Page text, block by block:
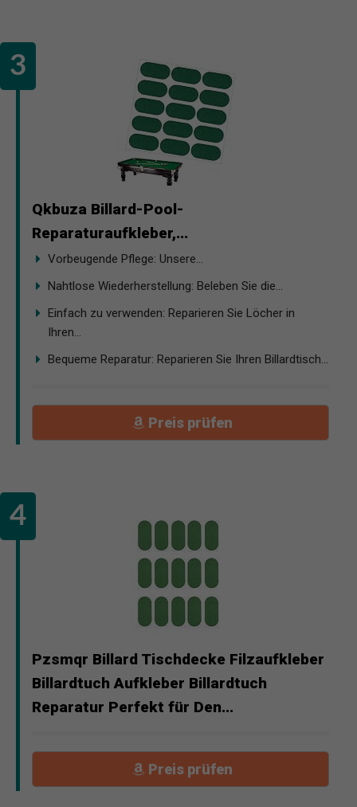
Qkbuza Billard-Pool-
Reparaturaufkleber,...
Vorbeugende Pflege: Unsere...
Nahtlose Wiederherstellung: Beleben Sie die...
Einfach zu verwenden: Reparieren Sie Löcher in
Ihren...
Bequeme Reparatur: Reparieren Sie Ihren Billardtisch...
Preis prüfen
Pzsmqr Billard Tischdecke Filzaufkleber
Billardtuch Aufkleber Billardtuch
Reparatur Perfekt für Den...
Preis prüfen